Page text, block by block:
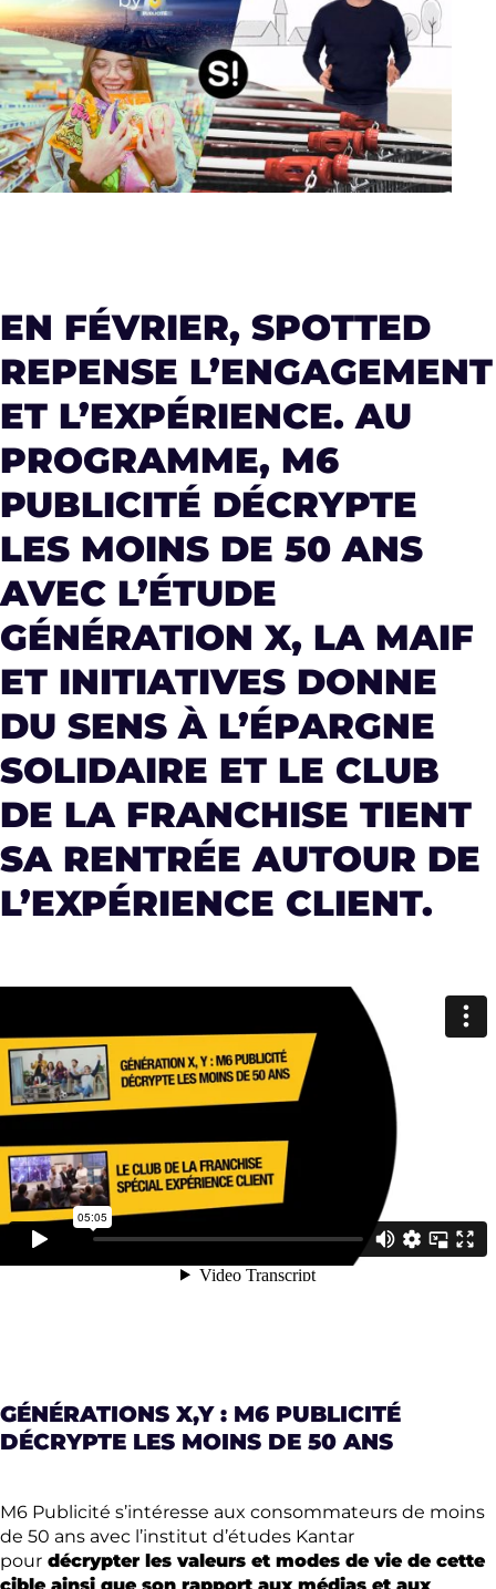
EN FÉVRIER, SPOTTED
REPENSE L’ENGAGEMENT
ET L’EXPÉRIENCE. AU
PROGRAMME, M6
PUBLICITÉ DÉCRYPTE
LES MOINS DE 50 ANS
AVEC L’ÉTUDE
GÉNÉRATION X, LA MAIF
ET INITIATIVES DONNE
DU SENS À L’ÉPARGNE
SOLIDAIRE ET LE CLUB
DE LA FRANCHISE TIENT
SA RENTRÉE AUTOUR DE
L’EXPÉRIENCE CLIENT.
GÉNÉRATIONS X,Y : M6 PUBLICITÉ
DÉCRYPTE LES MOINS DE 50 ANS
M6 Publicité s’intéresse aux consommateurs de moins
de 50 ans avec l’institut d’études Kantar
pour décrypter les valeurs et modes de vie de cette